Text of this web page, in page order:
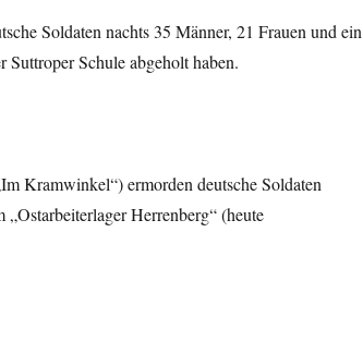
Soldaten nachts 35 Männer, 21 Frauen und ein
Schule abgeholt haben.
Kramwinkel“) ermorden deutsche Soldaten
Herrenberg“ (heute